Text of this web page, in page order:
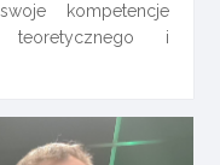
kompetencje
teoretycznego i